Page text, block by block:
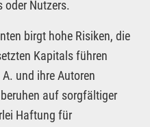
oder Nutzers.
birgt hohe Risiken, die
Kapitals führen
und ihre Autoren
auf sorgfältiger
Haftung für